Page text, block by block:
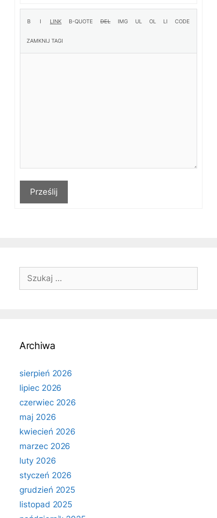
Prześlij
Szukaj:
Archiwa
sierpień 2026
lipiec 2026
czerwiec 2026
maj 2026
kwiecień 2026
marzec 2026
luty 2026
styczeń 2026
grudzień 2025
listopad 2025